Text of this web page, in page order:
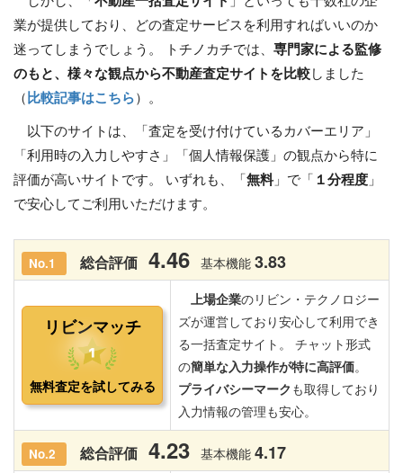
業が提供しており、どの査定サービスを利用すればいいのか
迷ってしまうでしょう。 トチノカチでは、 専門家による監修
のもと、様々な観点から不動産査定サイトを比較 しました
（ 比較記事はこちら ）。
以下のサイトは、「査定を受け付けているカバーエリア」
「利用時の入力しやすさ」「個人情報保護」の観点から特に
評価が高いサイトです。 いずれも、「 無料」で「 １分程度 」
で安心してご利用いただけます。